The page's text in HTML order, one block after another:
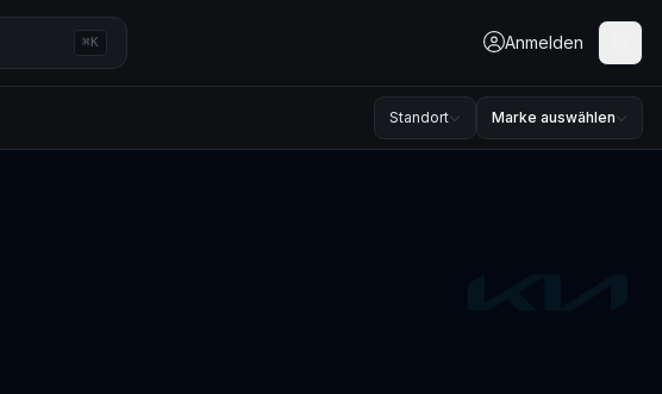
⌘K Anmelden
Standort Marke auswählen